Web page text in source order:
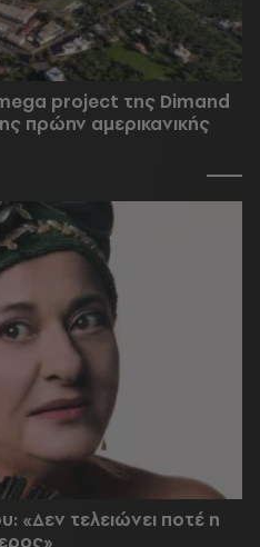
project της Dimand
πρώην αμερικανικής
«Δεν τελειώνει ποτέ η